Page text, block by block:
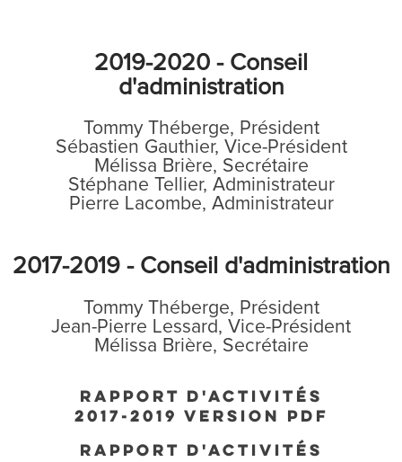
Vie démocratique
2019-2020 - Conseil
d'administration
Tommy Théberge, Président
Sébastien Gauthier, Vice-Président
Mélissa Brière, Secrétaire
Stéphane Tellier, Administrateur
Pierre Lacombe, Administrateur
2017-2019 - Conseil d'administration
Tommy Théberge, Président
Jean-Pierre Lessard, Vice-Président
Mélissa Brière, Secrétaire
RAPPORT D'ACTIVITÉS
2017-2019 VERSION PDF
RAPPORT D'ACTIVITÉS